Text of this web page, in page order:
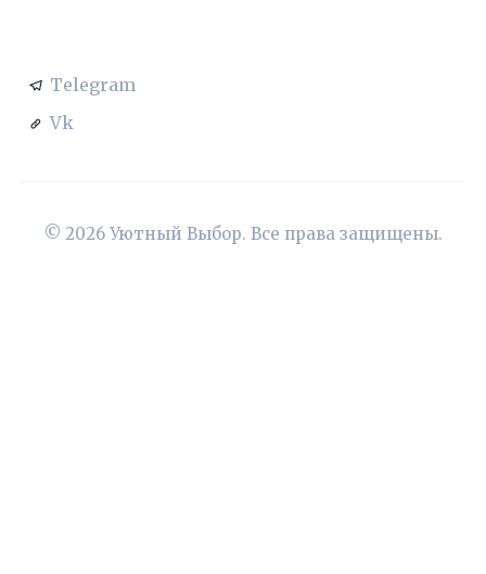
Telegram
Vk
© 2026 Уютный Выбор. Все права защищены.